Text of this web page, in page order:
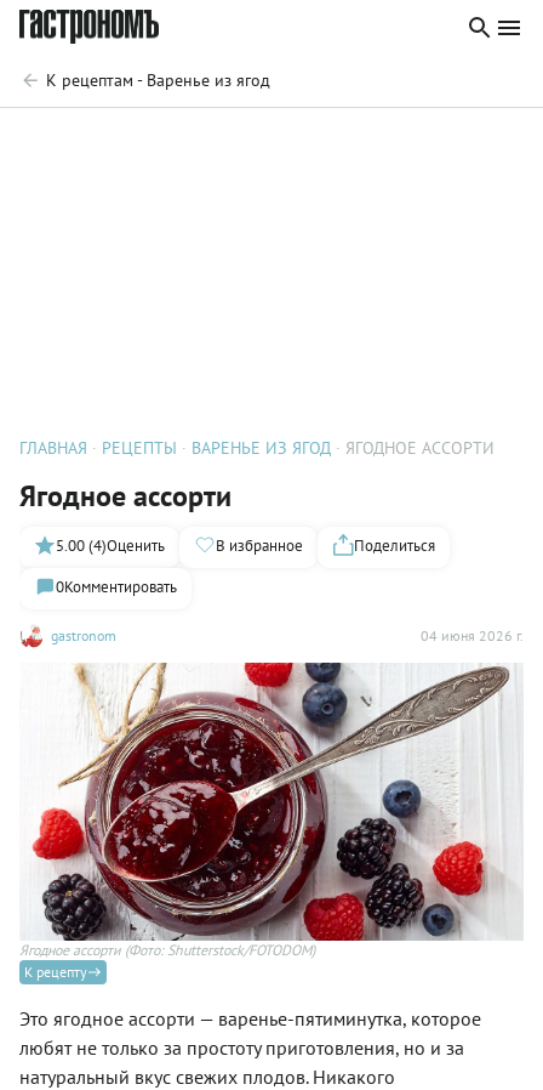
К рецептам - Варенье из ягод
ГЛАВНАЯ РЕЦЕПТЫ ВАРЕНЬЕ ИЗ ЯГОД ЯГОДНОЕ АССОРТИ
Ягодное ассорти
gastronom 04 июня 2026 г.
5.00 (4)Оценить В избранное
Поделиться
0Комментировать
Ягодное ассорти (Фото: Shutterstock/FOTODOM)
К рецепту
Это ягодное ассорти — варенье-пятиминутка, которое
любят не только за простоту приготовления, но и за
натуральный вкус свежих плодов. Никакого